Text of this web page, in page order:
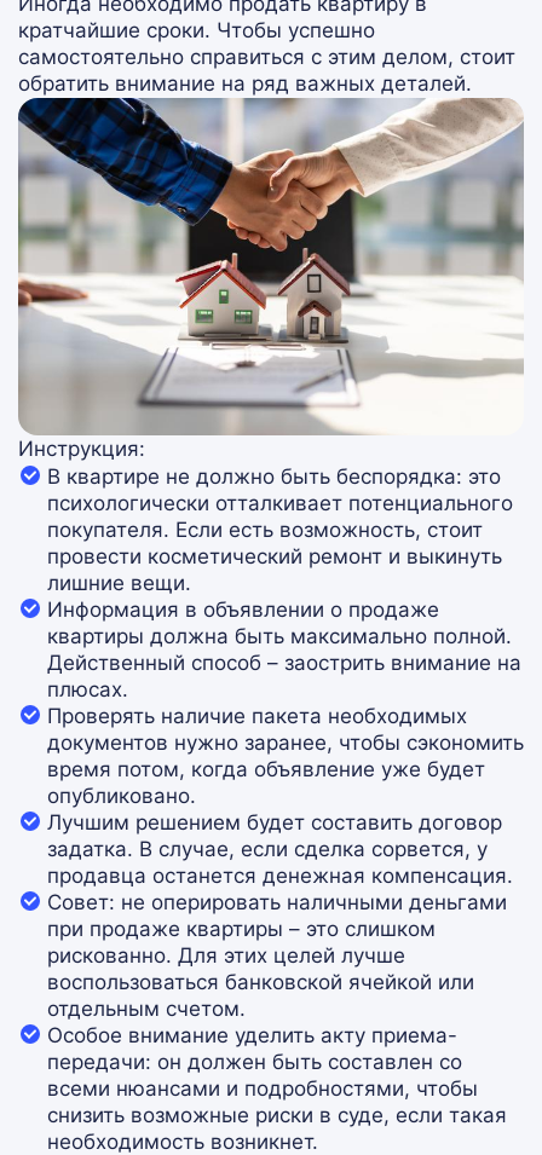
кратчайшие сроки. Чтобы успешно
самостоятельно справиться с этим делом, стоит
обратить внимание на ряд важных деталей.
Инструкция:
В квартире не должно быть беспорядка: это
психологически отталкивает потенциального
покупателя. Если есть возможность, стоит
провести косметический ремонт и выкинуть
лишние вещи.
Информация в объявлении о продаже
квартиры должна быть максимально полной.
Действенный способ – заострить внимание на
плюсах.
Проверять наличие пакета необходимых
документов нужно заранее, чтобы сэкономить
время потом, когда объявление уже будет
опубликовано.
Лучшим решением будет составить договор
задатка. В случае, если сделка сорвется, у
продавца останется денежная компенсация.
Совет: не оперировать наличными деньгами
при продаже квартиры – это слишком
рискованно. Для этих целей лучше
воспользоваться банковской ячейкой или
отдельным счетом.
Особое внимание уделить акту приема-
передачи: он должен быть составлен со
всеми нюансами и подробностями, чтобы
снизить возможные риски в суде, если такая
необходимость возникнет.